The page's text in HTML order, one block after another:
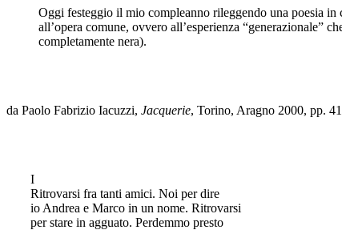
Oggi festeggio il mio compleanno rileggendo una poesia in
all’opera comune, ovvero all’esperienza “generazionale”
completamente nera).
da Paolo Fabrizio Iacuzzi, Jacquerie, Torino, Aragno 2000, pp.
I
Ritrovarsi fra tanti amici. Noi per dire
io Andrea e Marco in un nome. Ritrovarsi
per stare in agguato. Perdemmo presto